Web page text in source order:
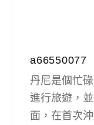
a66550077
丹尼是個忙
進行旅遊，
面，在首次